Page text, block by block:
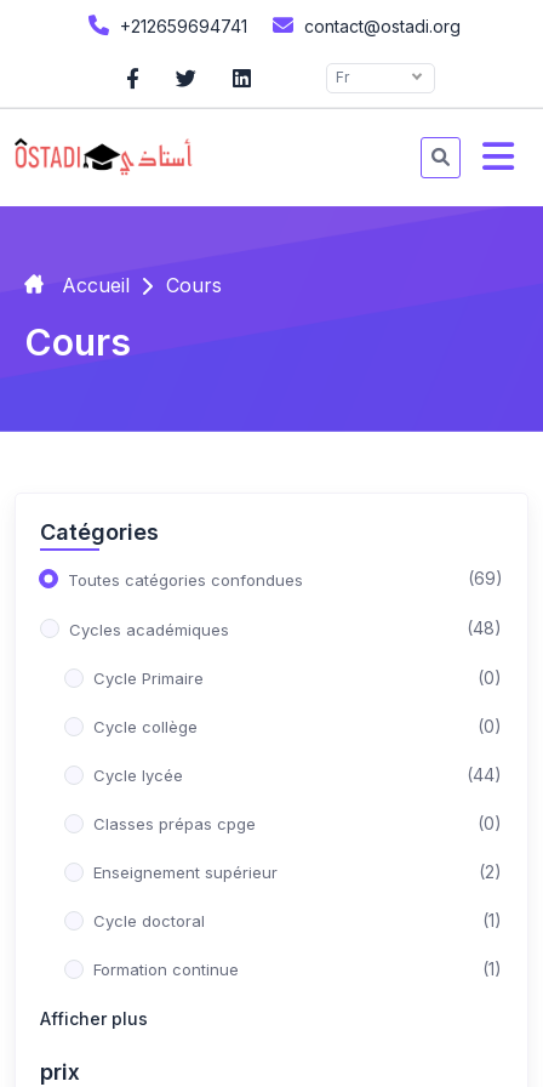
+212659694741 contact@ostadi.org
Fr
Accueil Cours
Cours
Catégories
Toutes catégories confondues (69)
Cycles académiques (48)
Cycle Primaire (0)
Cycle collège (0)
Cycle lycée (44)
Classes prépas cpge (0)
Enseignement supérieur (2)
Cycle doctoral (1)
Formation continue (1)
Concours Post-Bac
Afficher plus
prix